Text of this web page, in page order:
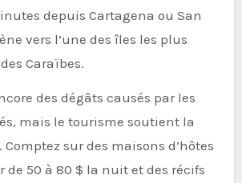
depuis Cartagena ou San
vers l’une des îles les plus
Caraïbes.
des dégâts causés par les
mais le tourisme soutient la
sur des maisons d’hôtes
de 50 à 80 $ la nuit et des récifs